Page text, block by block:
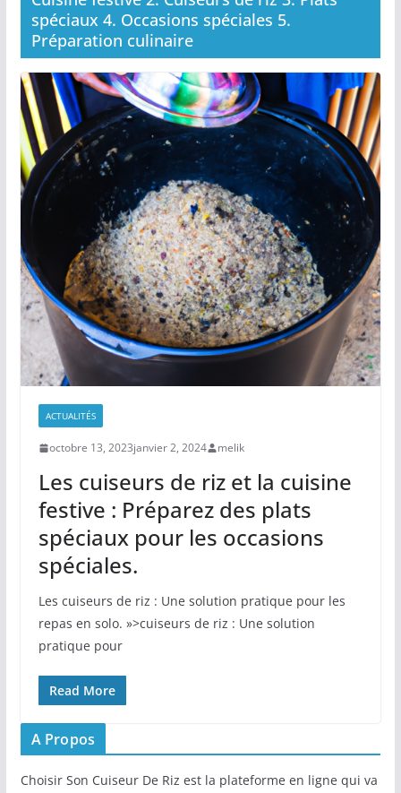
spéciaux 4. Occasions spéciales 5.
Préparation culinaire
ACTUALITÉS
octobre 13, 2023janvier 2, 2024 melik
Les cuiseurs de riz et la cuisine
festive : Préparez des plats
spéciaux pour les occasions
spéciales.
Les cuiseurs de riz : Une solution pratique pour les
repas en solo. »>cuiseurs de riz : Une solution
pratique pour
Read More
A Propos
Choisir Son Cuiseur De Riz est la plateforme en ligne qui va